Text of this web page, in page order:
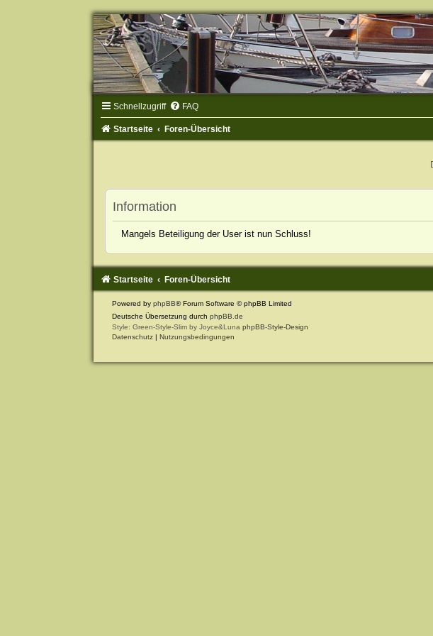
Schnellzugriff FAQ
Startseite Foren-Übersicht
Information
Mangels Beteiligung der User ist nun Schluss!
Startseite Foren-Übersicht
Powered by phpBB® Forum Software © phpBB Limited
Deutsche Übersetzung durch phpBB.de
Style: Green-Style-Slim by Joyce&Luna phpBB-Style-Design
Datenschutz | Nutzungsbedingungen